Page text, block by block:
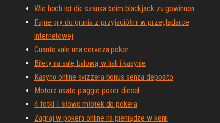
Wie hoch ist die szansa beim blackjack zu gewinnen
Fajne gry do grania z przyjaciółmi w przeglądarce
internetowej
Cuanto vale una cerveza poker
Bilety na salę balową w hali i kasynie
Kasyno online svizzera bonus senza deposito
Motore usato piaggio poker diesel
4 fotki 1 słowo młotek do pokera
Zagraj w pokera online na pieniądze w kenii